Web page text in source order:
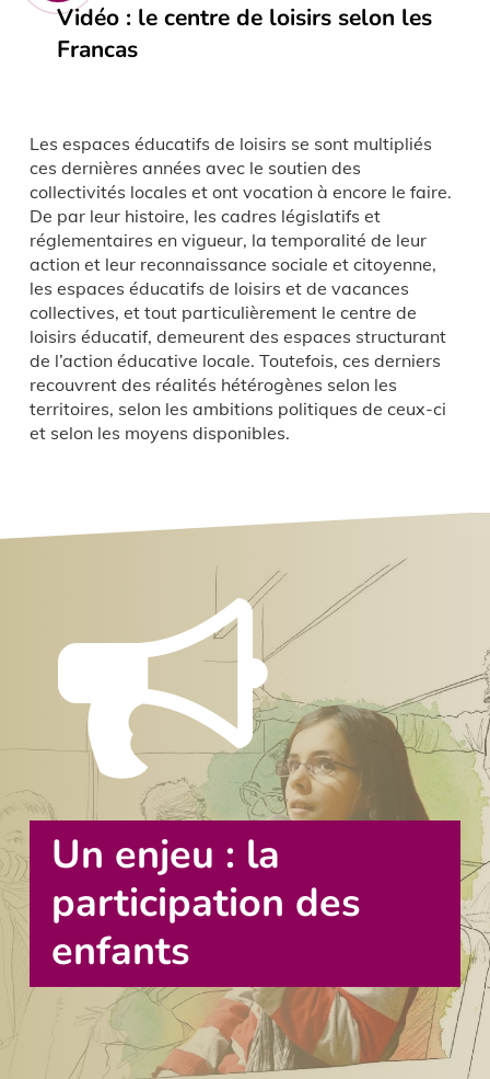
Vidéo : le centre de loisirs selon les
Francas
Les espaces éducatifs de loisirs se sont multipliés
ces dernières années avec le soutien des
collectivités locales et ont vocation à encore le faire.
De par leur histoire, les cadres législatifs et
réglementaires en vigueur, la temporalité de leur
action et leur reconnaissance sociale et citoyenne,
les espaces éducatifs de loisirs et de vacances
collectives, et tout particulièrement le centre de
loisirs éducatif, demeurent des espaces structurant
de l’action éducative locale. Toutefois, ces derniers
recouvrent des réalités hétérogènes selon les
territoires, selon les ambitions politiques de ceux-ci
et selon les moyens disponibles.
Un enjeu : la
participation des
enfants